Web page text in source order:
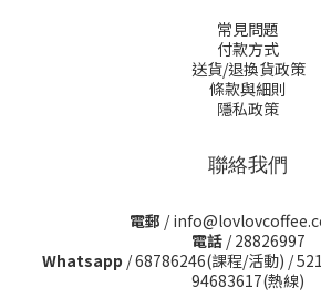
常見問題
付款方式
送貨/退換貨政策
條款與細則
隱私政策
聯絡我們
電郵 /
電話/ 28826997
Whatsapp /68786246(課程/活動) /
94683617(熱線)